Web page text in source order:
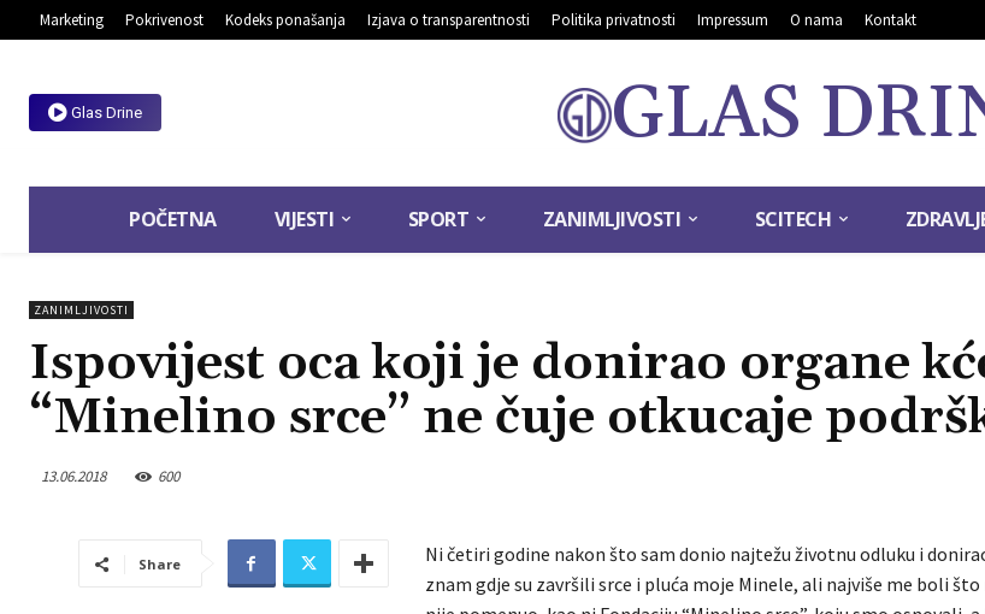
Marketing Pokrivenost Kodeks ponašanja Izjava o transparentnosti Politika privatnosti Impressum O nama Kontakt
Glas Drine GLAS
POČETNA VIJESTI SPORT ZANIMLJIVOSTI SCITECH
ZANIMLJIVOSTI
Ispovijest oca koji je donirao organe
“Minelino srce” ne čuje otkucaje
13.06.2018 600
Share
Ni četiri godine nakon što sam donio najtežu životnu odluku i
znam gdje su završili srce i pluća moje Minele, ali najviše me boli